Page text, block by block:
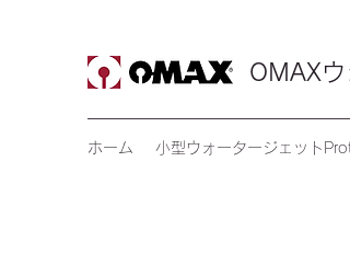
OMAX
ホーム 小型ウォータージェット